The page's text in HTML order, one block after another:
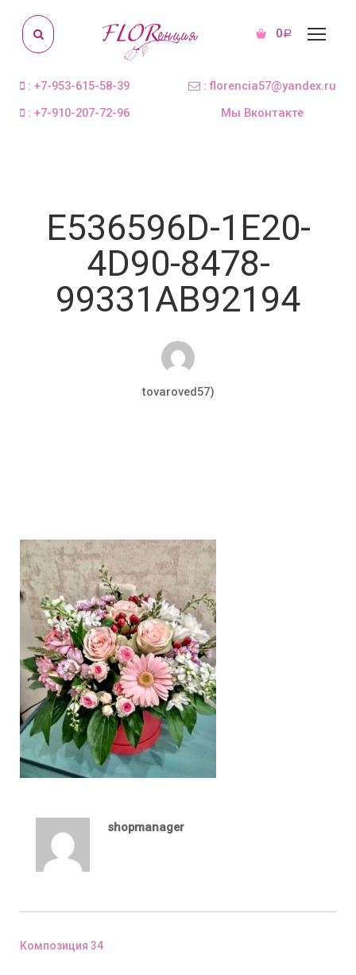
0Р
: +7-953-615-58-39
: +7-910-207-72-96
: florencia57@yandex.ru
Мы Вконтакте
E536596D-1E20-
4D90-8478-
99331AB92194
tovaroved57)
shopmanager
Композиция 34